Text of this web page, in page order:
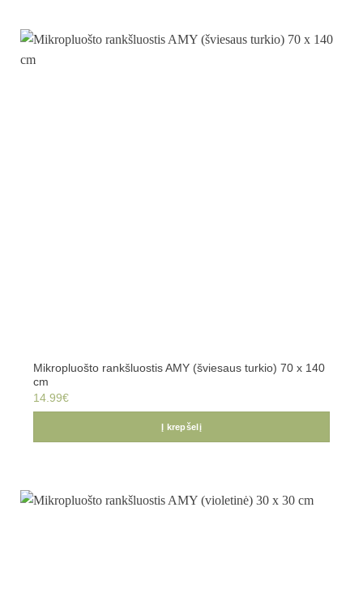
Mikropluošto rankšluostis AMY (šviesaus turkio) 70 x 140
cm
14.99€
Į krepšelį